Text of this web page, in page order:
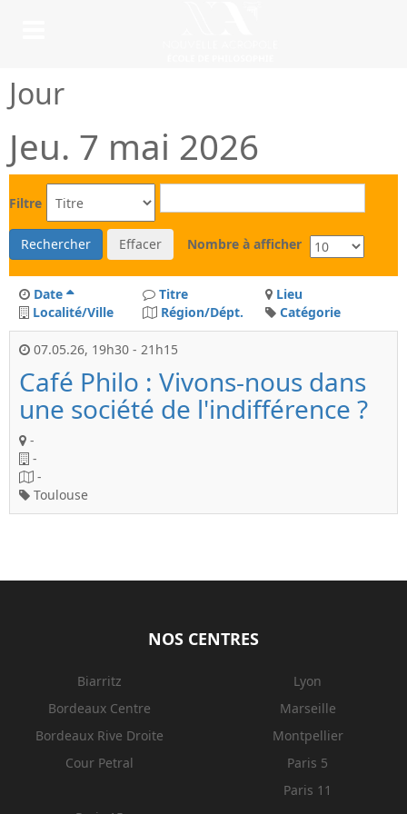
Jour
Jeu. 7 mai 2026
Filtre
Rechercher Effacer Nombre à afficher
Date Titre
Lieu
Localité/Ville
Région/Dépt. Catégorie
07.05.26, 19h30 - 21h15
Café Philo : Vivons-nous dans
une société de l'indifférence ?
-
-
-
Toulouse
NOS CENTRES
Biarritz
Bordeaux Centre
Bordeaux Rive Droite
Cour Petral
Lyon
Marseille
Montpellier
Paris 5
Paris 11